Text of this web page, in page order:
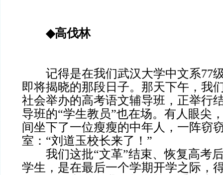
◆高伐林
记得是在我们武汉大学中文系77
即将揭晓的那段日子。那天下午，我
社会举办的高考语文辅导班，正举行
导班的“学生教员”也在场。有人眼尖
间坐下了一位瘦瘦的中年人，一阵窃
室：“刘道玉校长来了！”
我们这批“文革”结束、恢复高考
学生，是在最后一个学期开学之际，